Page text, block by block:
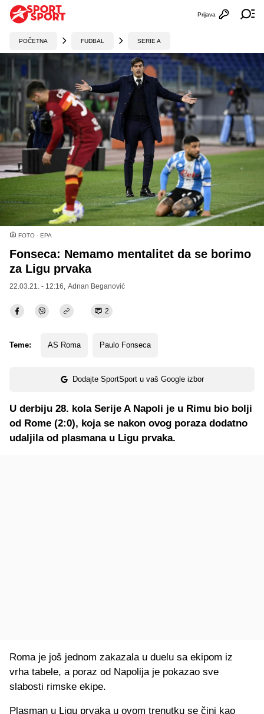
Otvori
Prijava
POČETNA FUDBAL SERIE A
FOTO - EPA
Fonseca: Nemamo mentalitet da se borimo
za Ligu prvaka
22.03.21. - 12:16, Adnan Beganović
2
Teme: AS Roma Paulo Fonseca
Dodajte SportSport u vaš Google izbor
U derbiju 28. kola Serije A Napoli je u Rimu bio bolji
od Rome (2:0), koja se nakon ovog poraza dodatno
udaljila od plasmana u Ligu prvaka.
Roma je još jednom zakazala u duelu sa ekipom iz
vrha tabele, a poraz od Napolija je pokazao sve
slabosti rimske ekipe.
Plasman u Ligu prvaka u ovom trenutku se čini kao